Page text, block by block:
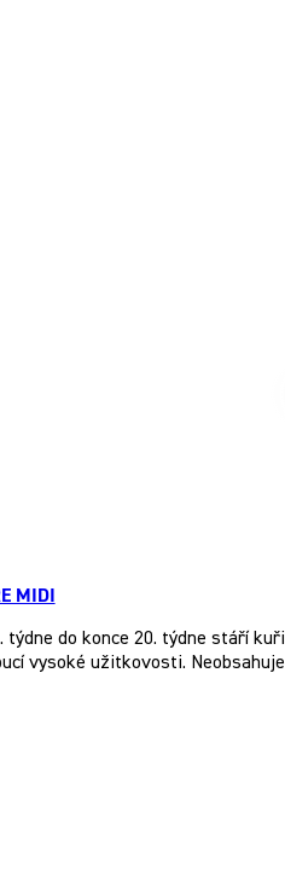
MIDI
týdne do konce 20. týdne stáří
vysoké užitkovosti.